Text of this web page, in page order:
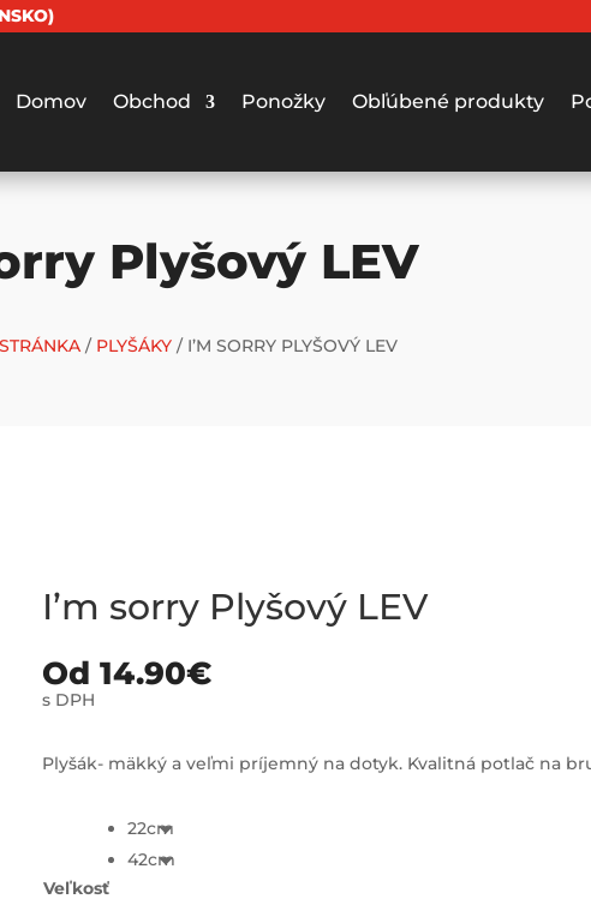
Domov Obchod Ponožky Obľúbené produkty
Plyšový LEV
/ PLYŠÁKY / I’M SORRY PLYŠOVÝ LEV
I’m sorry Plyšový LEV
Od14.90€
s DPH
Plyšák- mäkký a veľmi príjemný na dotyk. Kvalitná potlač na
Veľkosť
22cm
42cm